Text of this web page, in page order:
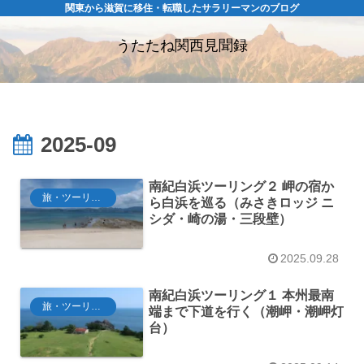
関東から滋賀に移住・転職したサラリーマンのブログ
うたたね関西見聞録
2025-09
旅・ツーリング
南紀白浜ツーリング２ 岬の宿か
ら白浜を巡る（みさきロッジ ニ
シダ・崎の湯・三段壁）
2025.09.28
旅・ツーリング
南紀白浜ツーリング１ 本州最南
端まで下道を行く（潮岬・潮岬灯
台）